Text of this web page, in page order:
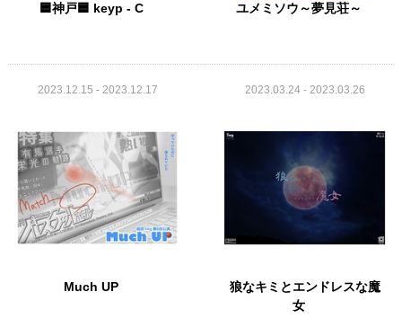
🟦神戸🟦 keyp - C ユメミソウ～夢見荘～
2023.12.15 - 2023.12.17
Much UP
2023.03.24 - 2023.03.26
狼なキミとエンドレスな魔
女